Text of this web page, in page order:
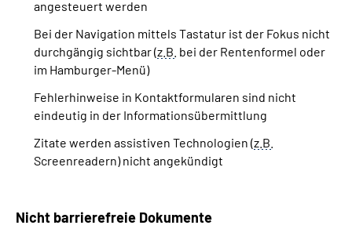
angesteuert werden
Bei der Navigation mittels Tastatur ist der Fokus nicht
durchgängig sichtbar (z.B. bei der Rentenformel oder
im Hamburger-Menü)
Fehlerhinweise in Kontaktformularen sind nicht
eindeutig in der Informationsübermittlung
Zitate werden assistiven Technologien (z.B.
Screenreadern) nicht angekündigt
Nicht barrierefreie Dokumente